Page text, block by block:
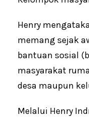
Henry
memang sejak
bantuan sosial
masyarakat
desa maupun
Melalui Henry